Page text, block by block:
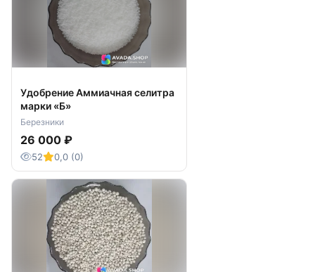
Удобрение Аммиачная селитра
марки «Б»
Березники
26 000 ₽
52 0,0 (0)